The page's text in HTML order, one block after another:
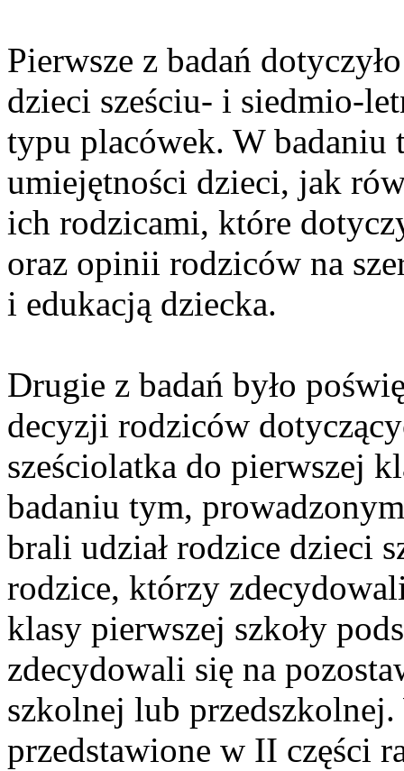
Pierwsze z badań
dzieci sześciu- i siedmio-
typu placówek. W
umiejętności dzieci, jak
ich rodzicami, które
oraz opinii rodziców na
i edukacją dziecka.
Drugie z badań było
decyzji rodziców
sześciolatka do pierwszej
badaniu tym,
brali udział rodzice dzieci
rodzice, którzy
klasy pierwszej szkoły
zdecydowali się na
szkolnej lub
przedstawione w II części